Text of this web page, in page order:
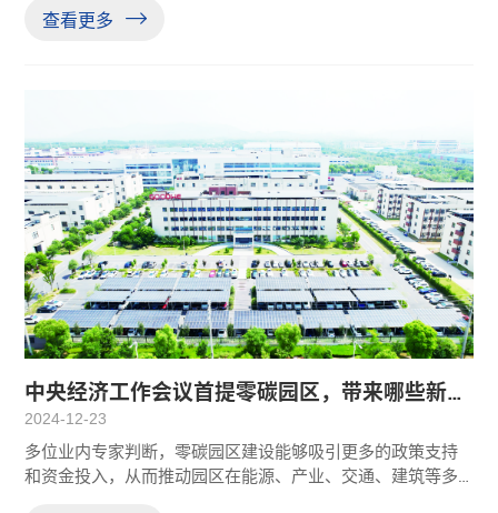
方向又在哪儿？01 “大数据”为何谈的越来越少？在最近做数
查看更多
中央经济工作会议首提零碳园区，带来哪些新机
会？
2024-12-23
多位业内专家判断，零碳园区建设能够吸引更多的政策支持
和资金投入，从而推动园区在能源、产业、交通、建筑等多